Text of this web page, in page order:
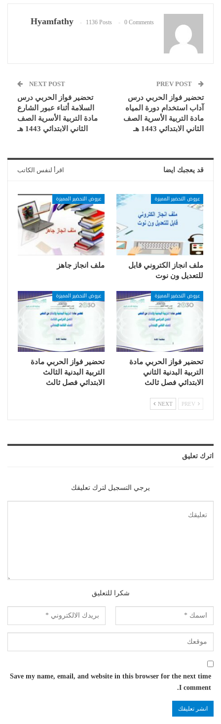
Hyamfathy 1136 Posts 0 Comments
تحضير فواز الحربي درس
آداب استخدام دورة المياه
مادة التربية الأسرية الصف
الثاني الابتدائي 1443 هـ
NEXT POST
تحضير فواز الحربي درس
السلامة أثناء عبور الشارع
مادة التربية الأسرية الصف
الثاني الابتدائي 1443 هـ
قد يعجبك ايضا اقرأ لنفس الكاتب
عروض التحضير المميزة
ملف انجاز الكتروني قابل
للتعديل ون نوت
عروض التحضير المميزة
ملف انجاز جاهز
عروض التحضير المميزة
تحضير فواز الحربي مادة
التربية البدنية الثاني
الابتدائي فصل ثالث
عروض التحضير المميزة
تحضير فواز الحربي مادة
التربية البدنية الثالث
الابتدائي فصل ثالث
NEXT
اترك تعليق
يرجي التسجيل لترك تعليقك
شكرا للتعليق
Save my name, email, and website in this browser for the next time
I comment.